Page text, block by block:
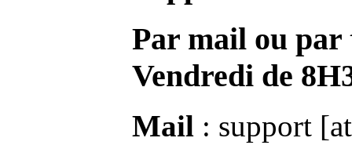
Par mail ou par
Vendredi de
Mail : support